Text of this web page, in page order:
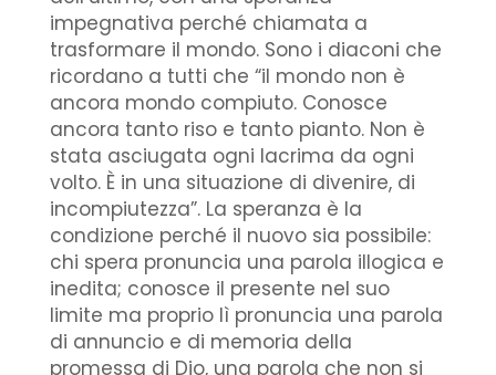
impegnativa perché chiamata a
trasformare il mondo. Sono i diaconi che
ricordano a tutti che “il mondo non è
ancora mondo compiuto. Conosce
ancora tanto riso e tanto pianto. Non è
stata asciugata ogni lacrima da ogni
volto. È in una situazione di divenire, di
incompiutezza”. La speranza è la
condizione perché il nuovo sia possibile:
chi spera pronuncia una parola illogica e
inedita; conosce il presente nel suo
limite ma proprio lì pronuncia una parola
di annuncio e di memoria della
promessa di Dio, una parola che non si